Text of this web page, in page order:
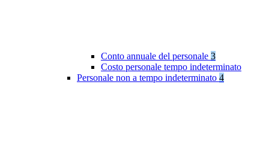
Conto annuale del personale 3
Costo personale tempo indeterminato
Personale non a tempo indeterminato 4